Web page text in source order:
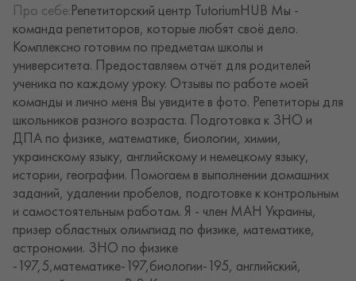
Про себе:Репетиторский центр TutoriumHUB Мы -
команда репетиторов, которые любят своё дело.
Комплексно готовим по предметам школы и
университета. Предоставляем отчёт для родителей
ученика по каждому уроку. Отзывы по работе моей
команды и лично меня Вы увидите в фото. Репетиторы для
школьников разного возраста. Подготовка к ЗНО и
ДПА по физике, математике, биологии, химии,
украинскому языку, английскому и немецкому языку,
истории, географии. Помогаем в выполнении домашних
заданий, удалении пробелов, подготовке к контрольным
и самостоятельным работам. Я - член МАН Украины,
призер областных олимпиад по физике, математике,
астрономии. ЗНО по физике
-197,5,математике-197,биологии-195, английский,